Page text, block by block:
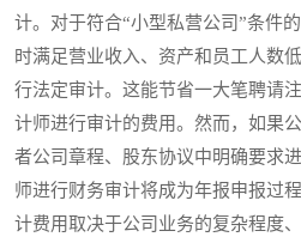
计。对于符合“小型私营公司”条件
时满足营业收入、资产和员工人数
行法定审计。这能节省一大笔聘请
计师进行审计的费用。然而，如果
者公司章程、股东协议中明确要求
师进行财务审计将成为年报申报过
计费用取决于公司业务的复杂程度